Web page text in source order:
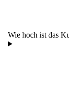
Wie hoch ist das